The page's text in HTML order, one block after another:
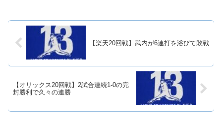
【楽天20回戦】武内が6連打を浴びて敗戦
【オリックス20回戦】2試合連続1-0の完
封勝利で久々の連勝